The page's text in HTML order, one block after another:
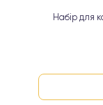
Набір для